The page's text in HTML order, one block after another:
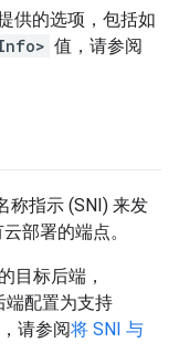
供的选项，包括如
值，请参阅
称指示 (SNI) 来发
部署的端点。
目标后端，
端配置为支持
请参阅将 SNI 与